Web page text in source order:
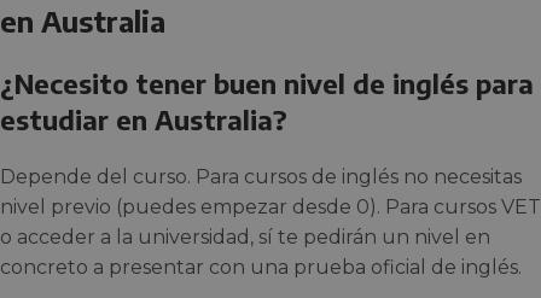
en Australia
¿Necesito tener buen nivel de inglés para
estudiar en Australia?
Depende del curso. Para cursos de inglés no necesitas
nivel previo (puedes empezar desde 0). Para cursos VET
o acceder a la universidad, sí te pedirán un nivel en
concreto a presentar con una prueba oficial de inglés.